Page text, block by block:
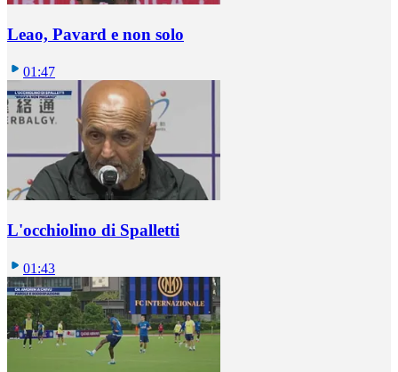
Leao, Pavard e non solo
01:47
L'occhiolino di Spalletti
01:43